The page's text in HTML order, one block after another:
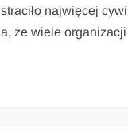
najwięcej
że wiele